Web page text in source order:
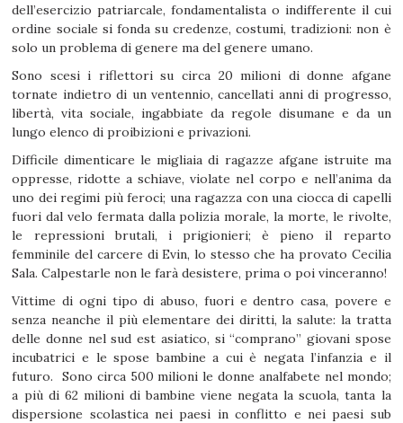
dell’esercizio patriarcale, fondamentalista o indifferente il cui
ordine sociale si fonda su credenze, costumi, tradizioni: non è
solo un problema di genere ma del genere umano.
Sono scesi i riflettori su circa 20 milioni di donne afgane
tornate indietro di un ventennio, cancellati anni di progresso,
libertà, vita sociale, ingabbiate da regole disumane e da un
lungo elenco di proibizioni e privazioni.
Difficile dimenticare le migliaia di ragazze afgane istruite ma
oppresse, ridotte a schiave, violate nel corpo e nell’anima da
uno dei regimi più feroci; una ragazza con una ciocca di capelli
fuori dal velo fermata dalla polizia morale, la morte, le rivolte,
le repressioni brutali, i prigionieri; è pieno il reparto
femminile del carcere di Evin, lo stesso che ha provato Cecilia
Sala. Calpestarle non le farà desistere, prima o poi vinceranno!
Vittime di ogni tipo di abuso, fuori e dentro casa, povere e
senza neanche il più elementare dei diritti, la salute: la tratta
delle donne nel sud est asiatico, si “comprano” giovani spose
incubatrici e le spose bambine a cui è negata l’infanzia e il
futuro. Sono circa 500 milioni le donne analfabete nel mondo;
a più di 62 milioni di bambine viene negata la scuola, tanta la
dispersione scolastica nei paesi in conflitto e nei paesi sub